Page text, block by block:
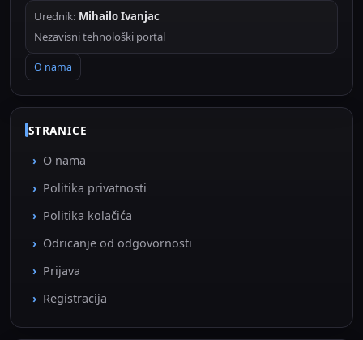
Urednik: Mihailo Ivanjac
Nezavisni tehnološki portal
O nama
STRANICE
O nama
Politika privatnosti
Politika kolačića
Odricanje od odgovornosti
Prijava
Registracija